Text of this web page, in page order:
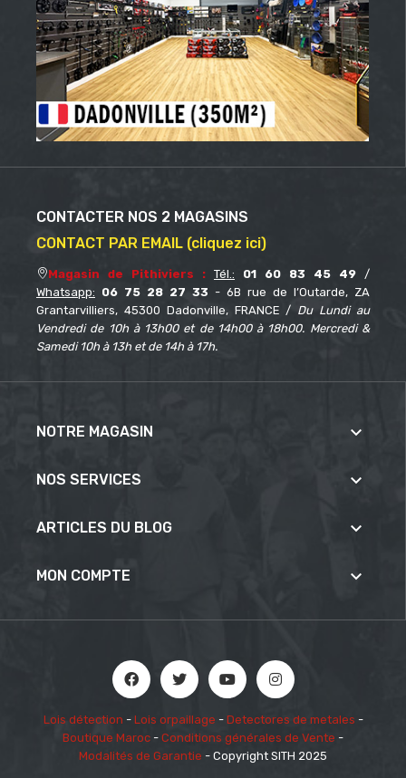
CONTACTER NOS 2 MAGASINS
CONTACT PAR EMAIL (cliquez ici)
Magasin de Pithiviers : Tél.: 01 60 83 45 49 /
Whatsapp: 06 75 28 27 33 - 6B rue de l’Outarde, ZA
Grantarvilliers, 45300 Dadonville, FRANCE / Du Lundi au
Vendredi de 10h à 13h00 et de 14h00 à 18h00. Mercredi &
Samedi 10h à 13h et de 14h à 17h.
NOTRE MAGASIN 
NOS SERVICES 
ARTICLES DU BLOG 
MON COMPTE 
Lois détection - Lois orpaillage - Detectores de metales -
Boutique Maroc - Conditions générales de Vente -
Modalités de Garantie - Copyright SITH 2025